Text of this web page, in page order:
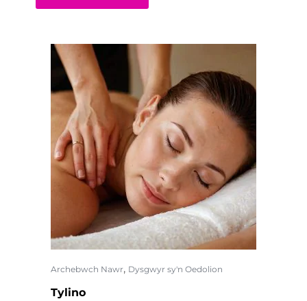
Archebwch Nawr, Dysgwyr sy'n Oedolion
Tylino